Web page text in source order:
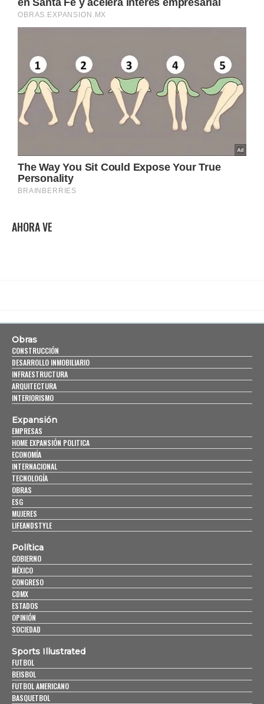
AHORA VE
Obras
CONSTRUCCIÓN
DESARROLLO INMOBILIARIO
INFRAESTRUCTURA
ARQUITECTURA
INTERIORISMO
Expansión
EMPRESAS
HOME EXPANSIÓN POLITICA
ECONOMÍA
INTERNACIONAL
TECNOLOGÍA
OBRAS
ESG
MUJERES
LIFEANDSTYLE
Política
GOBIERNO
MÉXICO
CONGRESO
CDMX
ESTADOS
OPINIÓN
SOCIEDAD
Sports Illustrated
FUTBOL
BEISBOL
FUTBOL AMERICANO
BASQUETBOL